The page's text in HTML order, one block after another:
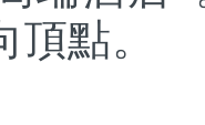
點。